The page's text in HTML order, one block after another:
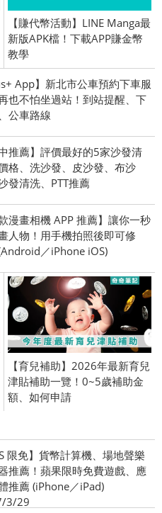
【賺代幣活動】LINE Manga最
新版APK檔！下載APP賺金幣
教學
App】新北市公車預約下車服
也不怕坐過站！到站提醒、下
公車路線
中推薦】評價最好的5家沙發清
格、洗沙發、皮沙發、布沙
發清洗、PTT推薦
款漫畫相機 APP 推薦】讓你一秒
人物！用手機拍照後即可修
／iPhone iOS)
【育兒補助】2026年最新育兒
津貼補助一覽！0~5歲補助金
額、如何申請
限免】貨幣計算機、場地聲樂
推薦！蘋果限時免費遊戲、應
推薦 (iPhone／iPad)
3/29